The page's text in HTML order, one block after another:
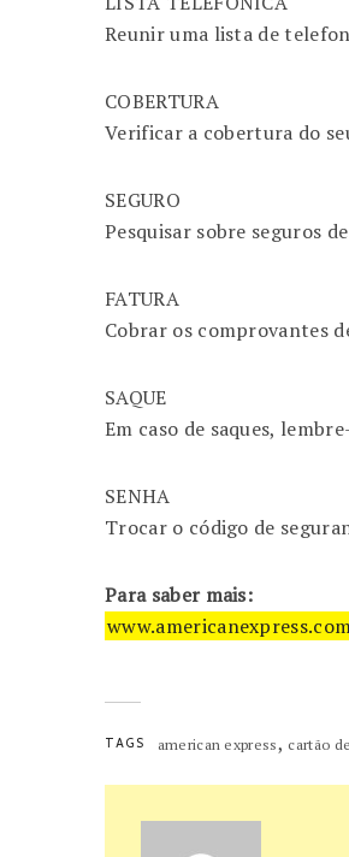
Reunir uma lista de
COBERTURA
Verificar a cobertura do
SEGURO
Pesquisar sobre seguros
FATURA
Cobrar os comprovantes
SAQUE
Em caso de saques,
SENHA
Trocar o código de
Para saber mais:
TAGS american express, cartão